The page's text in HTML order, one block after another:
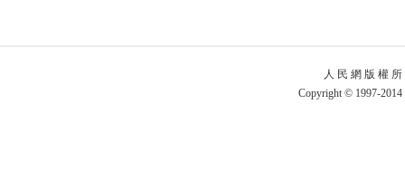
人 民 網 版 權
Copyright © 1997-2014